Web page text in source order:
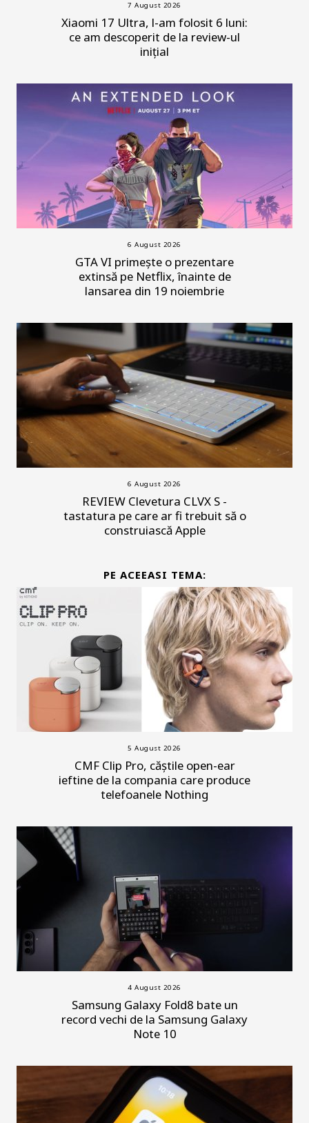
7 August 2026
Xiaomi 17 Ultra, l-am folosit 6 luni:
ce am descoperit de la review-ul
inițial
6 August 2026
GTA VI primește o prezentare
extinsă pe Netflix, înainte de
lansarea din 19 noiembrie
6 August 2026
REVIEW Clevetura CLVX S -
tastatura pe care ar fi trebuit să o
construiască Apple
PE ACEEASI TEMA:
5 August 2026
CMF Clip Pro, căștile open-ear
ieftine de la compania care produce
telefoanele Nothing
4 August 2026
Samsung Galaxy Fold8 bate un
record vechi de la Samsung Galaxy
Note 10